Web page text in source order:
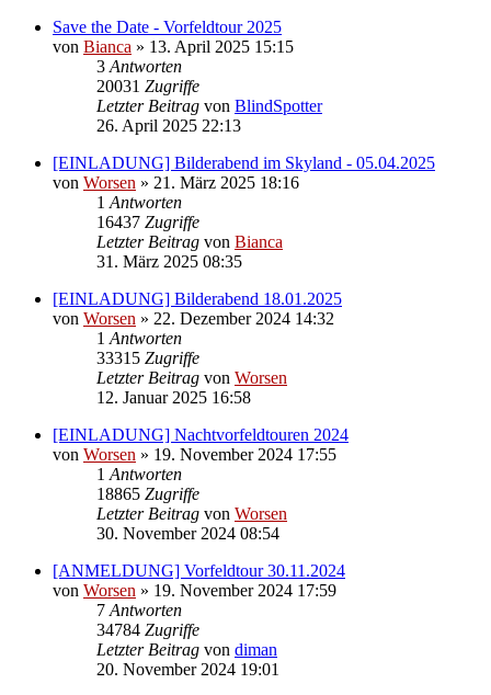
Save the Date - Vorfeldtour 2025
von Bianca » 13. April 2025 15:15
3 Antworten
20031 Zugriffe
Letzter Beitrag von BlindSpotter
26. April 2025 22:13
[EINLADUNG] Bilderabend im Skyland - 05.04.2025
von Worsen » 21. März 2025 18:16
1 Antworten
16437 Zugriffe
Letzter Beitrag von Bianca
31. März 2025 08:35
[EINLADUNG] Bilderabend 18.01.2025
von Worsen » 22. Dezember 2024 14:32
1 Antworten
33315 Zugriffe
Letzter Beitrag von Worsen
12. Januar 2025 16:58
[EINLADUNG] Nachtvorfeldtouren 2024
von Worsen » 19. November 2024 17:55
1 Antworten
18865 Zugriffe
Letzter Beitrag von Worsen
30. November 2024 08:54
[ANMELDUNG] Vorfeldtour 30.11.2024
von Worsen » 19. November 2024 17:59
7 Antworten
34784 Zugriffe
Letzter Beitrag von diman
20. November 2024 19:01